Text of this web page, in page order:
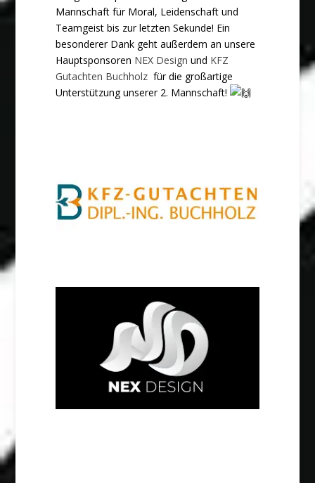
Mannschaft für Moral, Leidenschaft und
Teamgeist bis zur letzten Sekunde! Ein
besonderer Dank geht außerdem an unsere
Hauptsponsoren NEX Design ⁠ und KFZ
Gutachten Buchholz⁠ für die großartige
Unterstützung unserer 2. Mannschaft!